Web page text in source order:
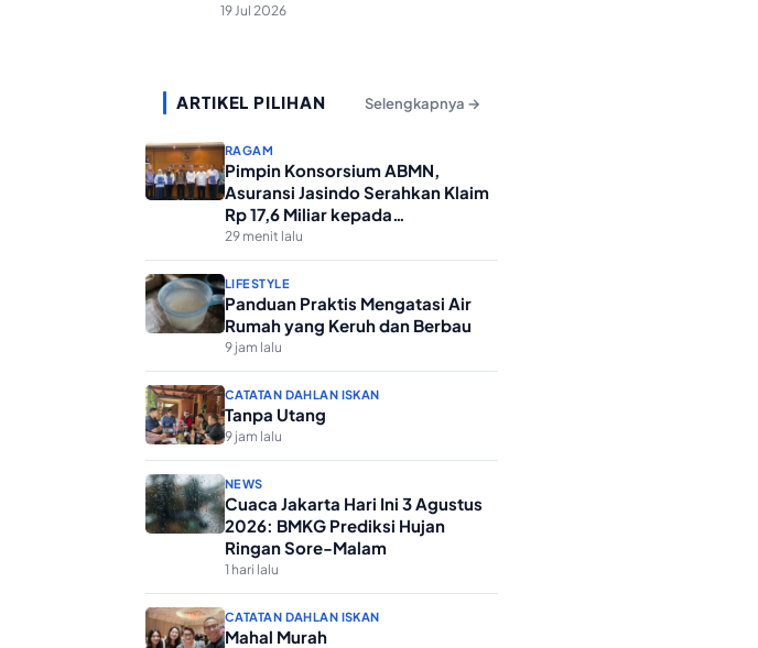
19 Jul 2026
ARTIKEL PILIHAN Selengkapnya →
RAGAM
Pimpin Konsorsium ABMN,
Asuransi Jasindo Serahkan Klaim
Rp 17,6 Miliar kepada
Kementerian Agama
29 menit lalu
LIFESTYLE
Panduan Praktis Mengatasi Air
Rumah yang Keruh dan Berbau
9 jam lalu
CATATAN DAHLAN ISKAN
Tanpa Utang
9 jam lalu
NEWS
Cuaca Jakarta Hari Ini 3 Agustus
2026: BMKG Prediksi Hujan
Ringan Sore-Malam
1 hari lalu
CATATAN DAHLAN ISKAN
Mahal Murah